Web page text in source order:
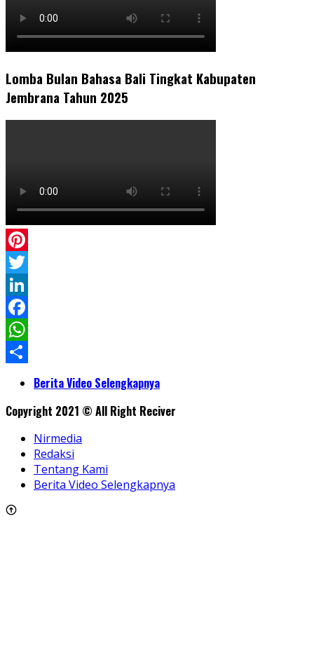
Lomba Bulan Bahasa Bali Tingkat Kabupaten
Jembrana Tahun 2025
Pinterest
Twitter
LinkedIn
Facebook
WhatsApp
ShareBerita Video Selengkapnya
Copyright 2021 © All Right Reciver
Nirmedia
Redaksi
Tentang Kami
Berita Video Selengkapnya